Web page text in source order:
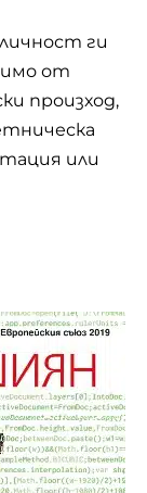
ги
от
произход,
или